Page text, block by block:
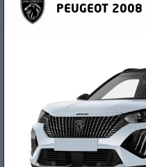
PEUGEOT 2008
D'OCCASION
PNEUS